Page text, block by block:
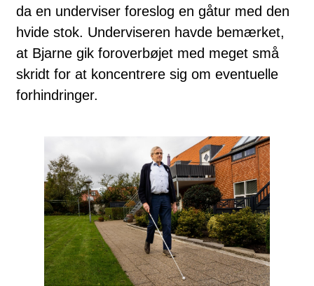
da en underviser foreslog en gåtur med den
hvide stok. Underviseren havde bemærket,
at Bjarne gik foroverbøjet med meget små
skridt for at koncentrere sig om eventuelle
forhindringer.